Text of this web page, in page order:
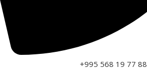
+995 568 19 77 88